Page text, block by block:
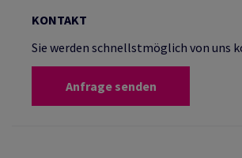
KONTAKT
Sie werden schnellstmöglich von uns
Anfrage senden